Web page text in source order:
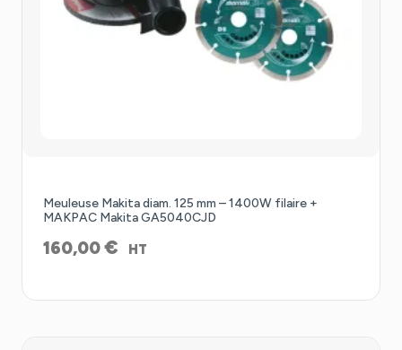
Meuleuse Makita diam. 125 mm – 1400W filaire +
MAKPAC Makita GA5040CJD
160,00€ HT